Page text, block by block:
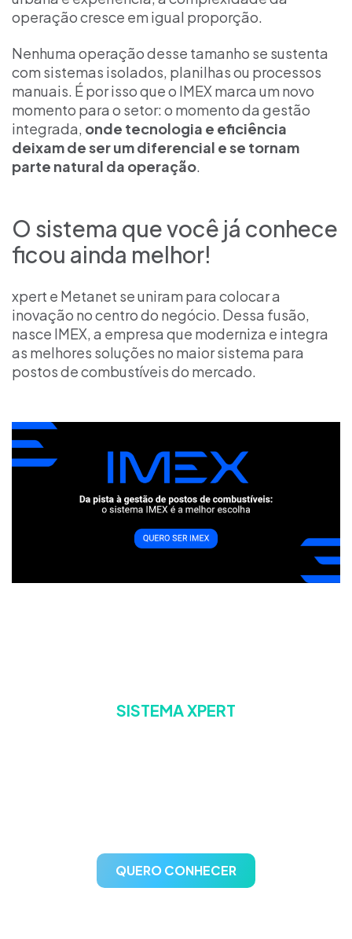
SISTEMA XPERT
QUERO CONHECER
operação cresce em igual proporção.
Nenhuma operação desse tamanho se sustenta
com sistemas isolados, planilhas ou processos
manuais. É por isso que o IMEX marca um novo
momento para o setor: o momento da gestão
integrada, onde tecnologia e eficiência
deixam de ser um diferencial e se tornam
parte natural da operação.
O sistema que você já conhece
ficou ainda melhor!
xpert e Metanet se uniram para colocar a
inovação no centro do negócio. Dessa fusão,
nasce IMEX, a empresa que moderniza e integra
as melhores soluções no maior sistema para
postos de combustíveis do mercado.